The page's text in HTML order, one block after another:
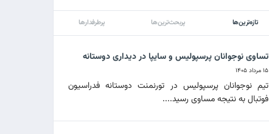
تازه‌ترین‌ها پربحث‌ترین‌ها پرطرفدارها
تساوی نوجوانان پرسپولیس و سایپا در دیداری دوستانه
۱۵ مرداد ۱۴۰۵
تیم نوجوانان پرسپولیس در تورنمنت دوستانه فدراسیون
فوتبال به نتیجه مساوی رسید....